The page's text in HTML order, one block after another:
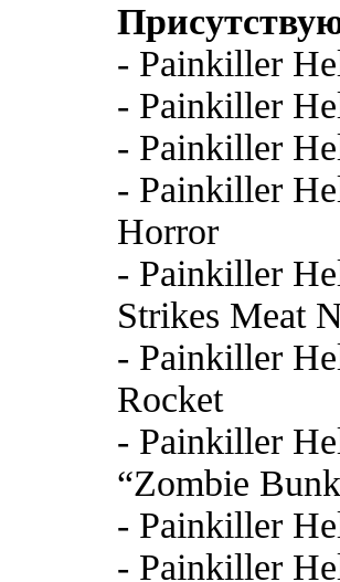
- Painkiller
- Painkiller
- Painkiller
- Painkiller
Horror
- Painkiller
Strikes Meat
- Painkiller
Rocket
- Painkiller
“Zombie
- Painkiller
- Painkiller